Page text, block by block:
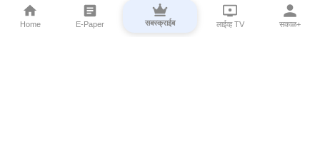
Home E-Paper सबस्क्राईब लाईव्ह TV सकाळ+